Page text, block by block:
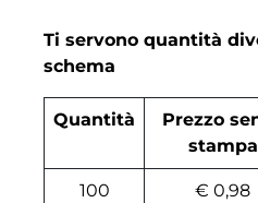
Ti servono quantità
schema
Quantità
Prezzo
stampa
100 € 0,98